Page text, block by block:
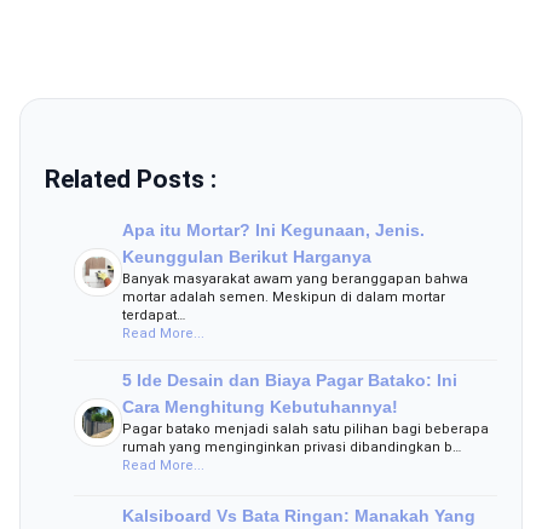
Related Posts :
Apa itu Mortar? Ini Kegunaan, Jenis.
Keunggulan Berikut Harganya
Banyak masyarakat awam yang beranggapan bahwa
mortar adalah semen. Meskipun di dalam mortar
terdapat…
Read More...
5 Ide Desain dan Biaya Pagar Batako: Ini
Cara Menghitung Kebutuhannya!
Pagar batako menjadi salah satu pilihan bagi beberapa
rumah yang menginginkan privasi dibandingkan b…
Read More...
Kalsiboard Vs Bata Ringan: Manakah Yang